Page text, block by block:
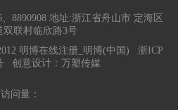
、8890908 地址:浙江省舟山市 定海区
双联村临欣路3号
明博在线注册_明博(中国) 浙ICP
创意设计： 万塑传媒
访问量：